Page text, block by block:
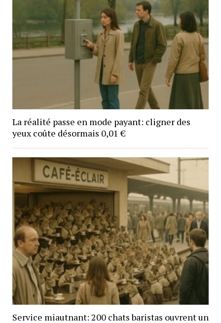
La réalité passe en mode payant: cligner des
yeux coûte désormais 0,01 €
Service miautnant: 200 chats baristas ouvrent un